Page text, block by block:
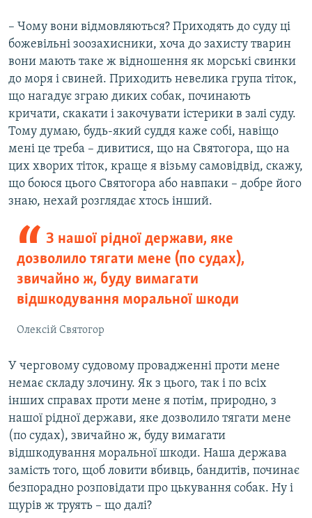
– Чому вони відмовляються? Приходять до суду ці
божевільні зоозахисники, хоча до захисту тварин
вони мають таке ж відношення як морські свинки
до моря і свиней. Приходить невелика група тіток,
що нагадує зграю диких собак, починають
кричати, скакати і закочувати істерики в залі суду.
Тому думаю, будь-який суддя каже собі, навіщо
мені це треба – дивитися, що на Святогора, що на
цих хворих тіток, краще я візьму самовідвід, скажу,
що боюся цього Святогора або навпаки – добре його
знаю, нехай розглядає хтось інший.
З нашої рідної держави, яке
дозволило тягати мене (по судах),
звичайно ж, буду вимагати
відшкодування моральної шкоди
Олексій Святогор
У черговому судовому провадженні проти мене
немає складу злочину. Як з цього, так і по всіх
інших справах проти мене я потім, природно, з
нашої рідної держави, яке дозволило тягати мене
(по судах), звичайно ж, буду вимагати
відшкодування моральної шкоди. Наша держава
замість того, щоб ловити вбивць, бандитів, починає
безпорадно розповідати про цькування собак. Ну і
щурів ж труять – що далі?